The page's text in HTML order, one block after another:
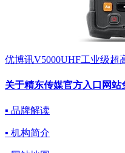
优博讯V5000UHF工业级超
关于精东传媒官方入口网站
▪ 品牌解读
▪ 机构简介